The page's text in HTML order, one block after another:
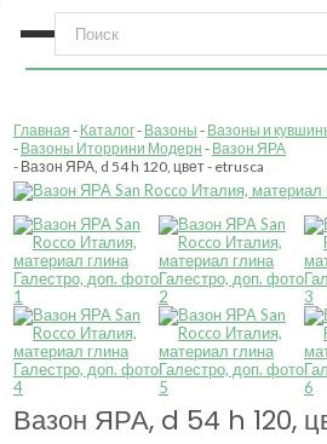
Главная Каталог Вазоны
Вазоны и
Вазоны Иторрини Модерн
Вазон ЯРА
Вазон ЯРА, d 54 h 120, цвет - etrusca
Вазон ЯРА, d 54 h 120,